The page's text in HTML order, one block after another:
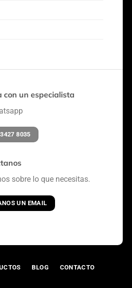
con un especialista
8035
sobre lo que necesitas.
UN EMAIL
BLOG CONTACTO